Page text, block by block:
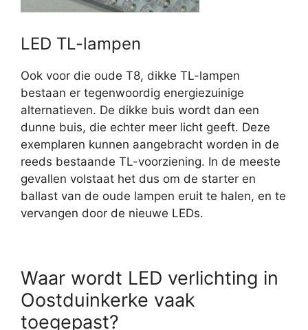
LED TL-lampen
Ook voor die oude T8, dikke TL-lampen
bestaan er tegenwoordig energiezuinige
alternatieven. De dikke buis wordt dan een
dunne buis, die echter meer licht geeft. Deze
exemplaren kunnen aangebracht worden in de
reeds bestaande TL-voorziening. In de meeste
gevallen volstaat het dus om de starter en
ballast van de oude lampen eruit te halen, en te
vervangen door de nieuwe LEDs.
Waar wordt LED verlichting in
Oostduinkerke vaak
toegepast?